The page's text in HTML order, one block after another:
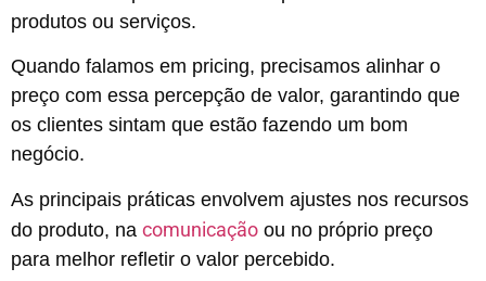
produtos ou serviços.
Quando falamos em pricing, precisamos alinhar o
preço com essa percepção de valor, garantindo que
os clientes sintam que estão fazendo um bom
negócio.
As principais práticas envolvem ajustes nos recursos
do produto, na comunicação ou no próprio preço
para melhor refletir o valor percebido.